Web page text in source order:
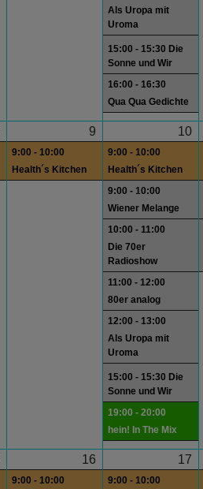
Als Uropa mit
Uroma
15:00 - 15:30 Die
Sonne und Wir
16:00 - 16:30
Qua Qua Gedichte
9
9:00 - 10:00
Health´s Kitchen
10
9:00 - 10:00
Health´s Kitchen
9:00 - 10:00
Wiener Melange
10:00 - 11:00
Die 70er
Radioshow
11:00 - 12:00
80er analog
12:00 - 13:00
Als Uropa mit
Uroma
15:00 - 15:30 Die
Sonne und Wir
19:00 - 20:00
hein! In The Mix
16
9:00 - 10:00
17
9:00 - 10:00